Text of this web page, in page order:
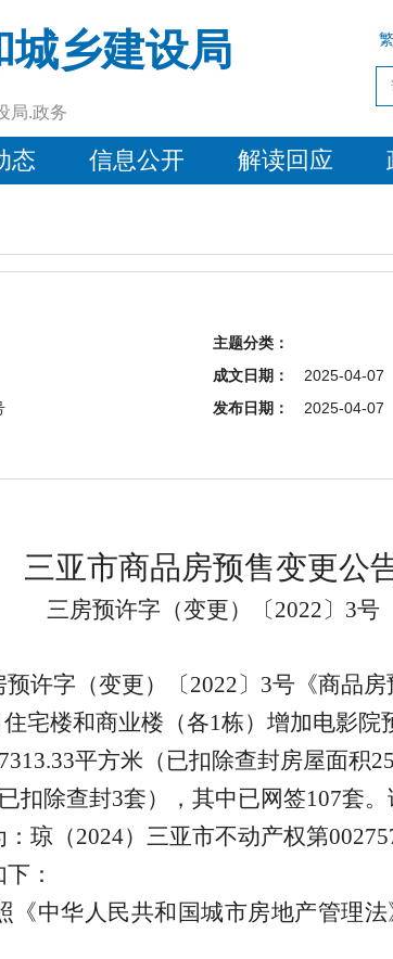
城乡建设局
局.政务
繁
态 信息公开 解读回应
主题分类：
成文日期：
2025-04-07
发布日期：
2025-04-07
三亚市商品房预售变更公
三房预许字（变更）〔2022〕 3号
许字（变更）〔2022〕 3号《商品房
住宅楼和商业楼（各1栋）增加电影院
平方米 （已扣除查封房屋面积
已扣除查封3套），其中已网签107套。
琼 （2024） 三亚市不动产权第
：
《中华人民共和国城市房地产管理